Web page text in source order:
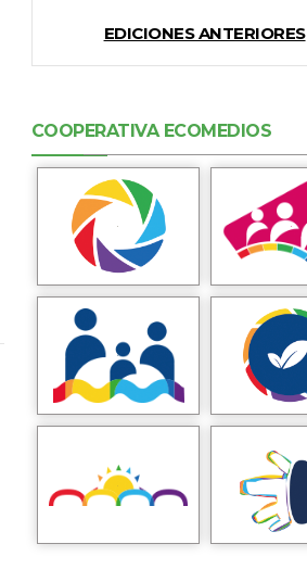
EDICIONES ANTERIORES
COOPERATIVA ECOMEDIOS